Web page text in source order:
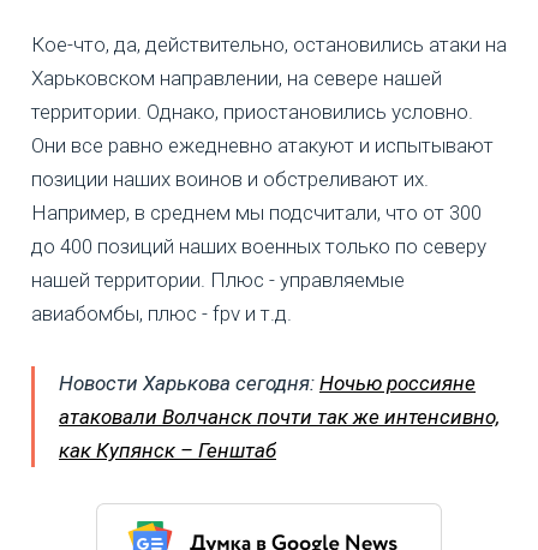
Кое-что, да, действительно, остановились атаки на
Харьковском направлении, на севере нашей
территории. Однако, приостановились условно.
Они все равно ежедневно атакуют и испытывают
позиции наших воинов и обстреливают их.
Например, в среднем мы подсчитали, что от 300
до 400 позиций наших военных только по северу
нашей территории. Плюс - управляемые
авиабомбы, плюс - fpv и т.д.
Новости Харькова сегодня: Ночью россияне
атаковали Волчанск почти так же интенсивно,
как Купянск – Генштаб